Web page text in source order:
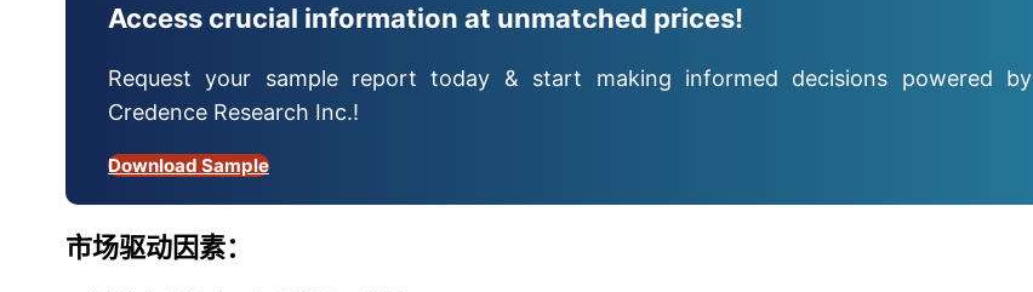
Access crucial information at unmatched prices!
Request your sample report today & start making informed decisions powered by
Credence Research Inc.!
Download Sample
市场驱动因素：